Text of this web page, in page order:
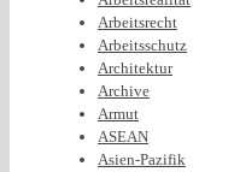
Arbeitsrecht
Arbeitsschutz
Architektur
Archive
Armut
ASEAN
Asien-Pazifik